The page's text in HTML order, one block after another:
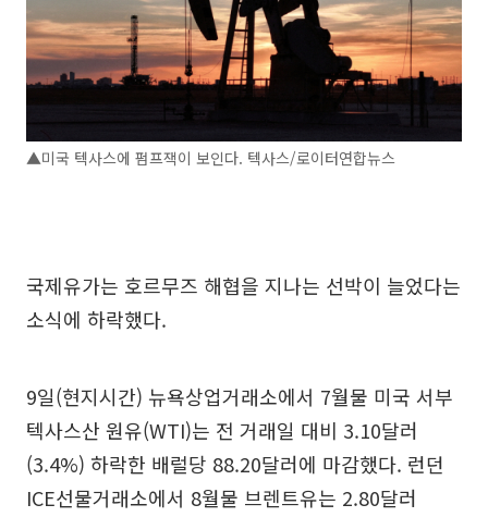
▲미국 텍사스에 펌프잭이 보인다. 텍사스/로이터연합뉴스
국제유가는 호르무즈 해협을 지나는 선박이 늘었다는
소식에 하락했다.
9일(현지시간) 뉴욕상업거래소에서 7월물 미국 서부
텍사스산 원유(WTI)는 전 거래일 대비 3.10달러
(3.4%) 하락한 배럴당 88.20달러에 마감했다. 런던
ICE선물거래소에서 8월물 브렌트유는 2.80달러